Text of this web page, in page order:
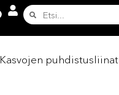
Kasvojen puhdistusliinat